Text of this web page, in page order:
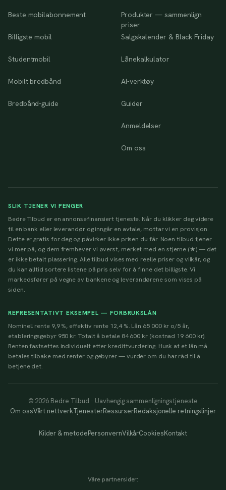
Beste mobilabonnement
Billigste mobil
Studentmobil
Mobilt bredbånd
Bredbånd-guide
Produkter — sammenlign
priser
Salgskalender & Black Friday
Lånekalkulator
AI-verktøy
Guider
Anmeldelser
Om oss
SLIK TJENER VI PENGER
Bedre Tilbud er en annonsefinansiert tjeneste. Når du klikker deg videre
til en bank eller leverandør og inngår en avtale, mottar vi en provisjon.
Dette er gratis for deg og påvirker ikke prisen du får. Noen tilbud tjener
vi mer på, og dem fremhever vi øverst, merket med en stjerne (★) — det
er ikke betalt plassering. Alle tilbud vises med reelle priser og vilkår, og
du kan alltid sortere listene på pris selv for å finne det billigste. Vi
markedsfører på vegne av bankene og leverandørene som vises på
siden.
REPRESENTATIVT EKSEMPEL — FORBRUKSLÅN
Nominell rente 9,9 %, effektiv rente 12,4 %. Lån 65 000 kr o/5 år,
etableringsgebyr 950 kr. Totalt å betale 84 600 kr (kostnad 19 600 kr).
Renten fastsettes individuelt etter kredittvurdering. Husk at et lån må
betales tilbake med renter og gebyrer — vurder om du har råd til å
betjene det.
© 2026 Bedre Tilbud · Uavhengig sammenligningstjeneste
Om ossVårt nettverkTjenesterRessurserRedaksjonelle retningslinjer
Kilder & metodePersonvernVilkårCookiesKontakt
Våre partnersider: